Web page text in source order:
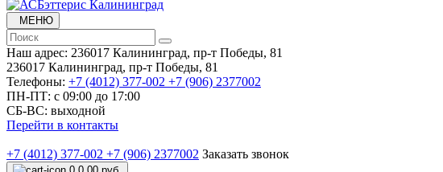
МЕНЮ
Наш адрес: 236017 Калининград,​ пр-т Победы, 81
236017 Калининград,​ пр-т Победы, 81
Телефоны: +7 (4012) 377-002 +7 (906) 2377002
ПН-ПТ: с 09:00 до 17:00
СБ-ВС: выходной
Перейти в контакты
+7 (4012) 377-002 +7 (906) 2377002 Заказать звонок